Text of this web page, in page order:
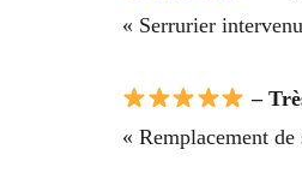
« Serrurier
–
« Remplacement